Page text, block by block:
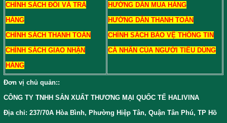
CHÍNH SÁCH ĐỔI VÀ TRẢ
HÀNG
CHÍNH SÁCH THANH TOÁN
CHÍNH SÁCH GIAO NHẬN
HÀNG
HƯỚNG DẪN MUA HÀNG
HƯỚNG DẪN THANH TOÁN
CHÍNH SÁCH BẢO VỆ THÔNG TIN
CÁ NHÂN CỦA NGƯỜI TIÊU DÙNG
Đơn vị chủ quản::
CÔNG TY TNHH SẢN XUẤT THƯƠNG MẠI QUỐC TẾ HALIVINA
Địa chỉ: 237/70A Hòa Bình, Phường Hiệp Tân, Quận Tân Phú, TP Hồ